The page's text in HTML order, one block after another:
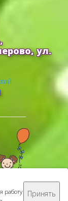
ул.
работу
Принять